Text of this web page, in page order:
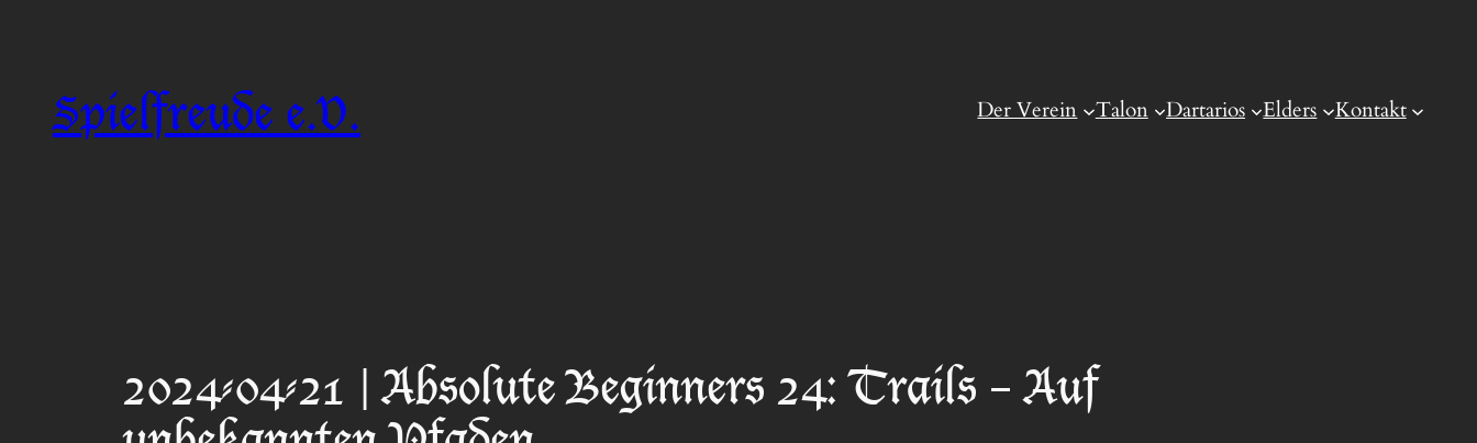
Spielfreude e.V. Der Verein Talon Dartarios Elders Kontakt
2024-04-21 | Absolute Beginners 24: Trails – Auf